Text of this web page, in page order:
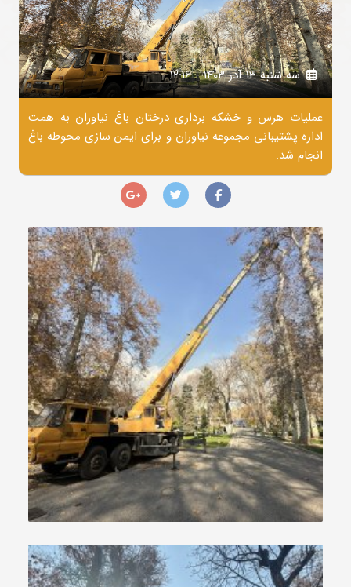
سه شنبه 13 آذر 1403 - 12:16
عملیات هرس و خشکه برداری درختان باغ نیاوران به همت
اداره پشتیبانی مجموعه نیاوران و برای ایمن سازی محوطه باغ
انجام شد.